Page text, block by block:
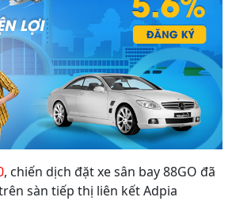
, chiến dịch đặt xe sân bay 88GO đã
sàn tiếp thị liên kết Adpia